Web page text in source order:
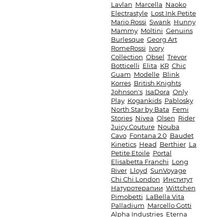
Lavlan Marcella Naoko
Electrastyle Lost Ink Petite
Mario Rossi Swank Hunny
Mammy Moltini Genuins
Burlesque Georg Art
RomeRossi Ivory
Collection Obsel Trevor
Botticelli Elita KR Chic
Guam Modelle Blink
Korres British Knights
Johnson's IsaDora Only
Play Kogankids Pablosky
North Star by Bata Femi
Stories Nivea Olsen Rider
Juicy Couture Nouba
Cavo Fontana 2.0 Baudet
Kinetics Head Berthier La
Petite Etoile Portal
Elisabetta Franchi Long
River Lloyd SunVoyage
Chi Chi London Институт
Натуротерапии Wittchen
Pimobetti LaBella Vita
Palladium Marcello Gotti
Alpha Industries Eterna